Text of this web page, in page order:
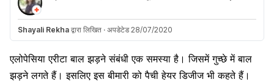
Shayali Rekha द्वारा लिखित · अपडेटेड 28/07/2020
एलोपेसिया एरीटा बाल झड़ने संबंधी एक समस्या है। जिसमें गुच्छे में बाल
झड़ने लगते हैं। इसलिए इस बीमारी को पैची हेयर डिजीज भी कहते हैं।